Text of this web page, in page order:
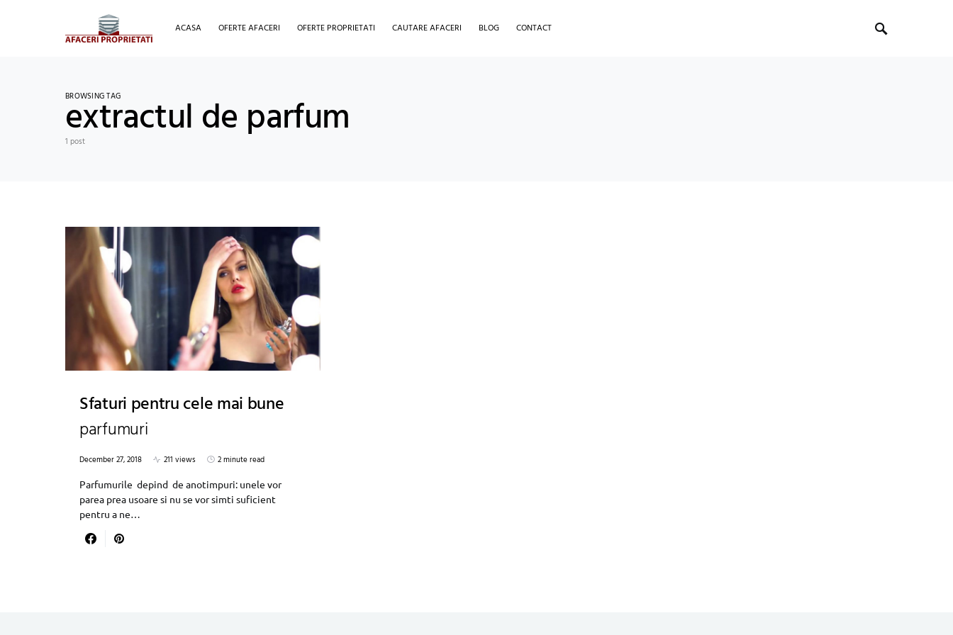
ACASA OFERTE AFACERI OFERTE PROPRIETATI CAUTARE AFACERI BLOG CONTACT
BROWSING TAG
extractul de parfum
1 post
Sfaturi pentru cele mai bune
parfumuri
December 27, 2018 211 views
2 minute read
Parfumurile depind de anotimpuri: unele vor
parea prea usoare si nu se vor simti suficient
pentru a ne…